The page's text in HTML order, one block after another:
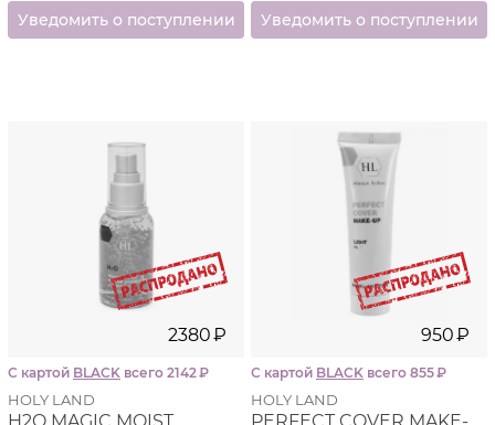
2380₽
С картой BLACK всего 2142₽
HOLY LAND
950₽
С картой BLACK всего 855₽
HOLY LAND